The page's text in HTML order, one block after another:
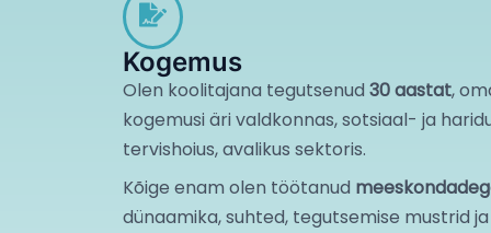
Kogemus
Olen koolitajana tegutsenud 30 aastat,
kogemusi äri valdkonnas, sotsiaal- ja
tervishoius, avalikus sektoris.
Kõige enam olen töötanud
dünaamika, suhted, tegutsemise mustrid